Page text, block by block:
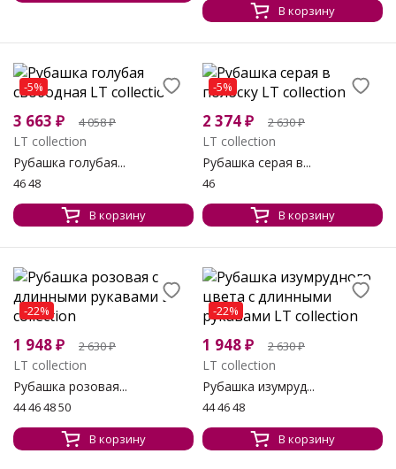
В корзину
-5%
3 663 ₽ 4 058₽
LT collection
Рубашка голубая...
46 48
В корзину
-5%
2 374₽ 2 630₽
LT collection
Рубашка серая в...
46
В корзину
-22%
1 948₽ 2 630₽
LT collection
Рубашка розовая...
44 46 48 50
В корзину
-22%
1 948₽ 2 630₽
LT collection
Рубашка изумруд...
44 46 48
В корзину